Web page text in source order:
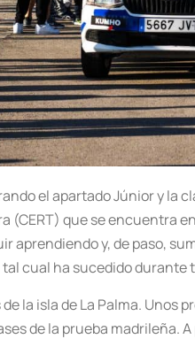
el apartado Júnior y la
(CERT) que se
aprendiendo y, de paso,
cual ha sucedido
la isla de La Palma.
de la prueba madrileña.